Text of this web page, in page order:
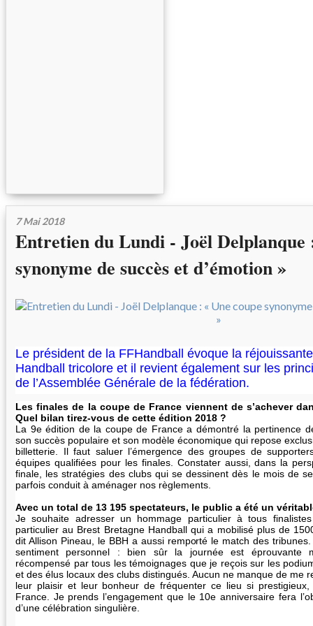
7 Mai 2018
Entretien du Lundi - Joël Delplanque
synonyme de succès et d’émotion »
Le président de la FFHandball évoque la
Handball tricolore et il revient également sur les
de l’Assemblée Générale de la fédération.
Les finales de la coupe de France viennent de s’achever
Quel bilan tirez-vous de cette édition 2018 ?
La 9e édition de la coupe de France a démontré la pertinence
son succès populaire et son modèle économique qui repose
billetterie. Il faut saluer l’émergence des groupes de
équipes qualifiées pour les finales. Constater aussi, dans la
finale, les stratégies des clubs qui se dessinent dès le mois de
parfois conduit à aménager nos règlements.
Avec un total de 13 195 spectateurs, le public a été un
Je souhaite adresser un hommage particulier à tous
particulier au Brest Bretagne Handball qui a mobilisé plus de
dit Allison Pineau, le BBH a aussi remporté le match des
sentiment personnel : bien sûr la journée est éprouvante
récompensé par tous les témoignages que je reçois sur les
et des élus locaux des clubs distingués. Aucun ne manque de me
leur plaisir et leur bonheur de fréquenter ce lieu si prestigieux,
France. Je prends l’engagement que le 10e anniversaire fera
d’une célébration singulière.